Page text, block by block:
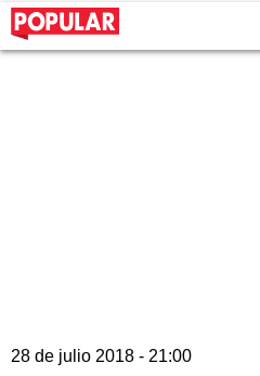
28 de julio 2018 - 21:00